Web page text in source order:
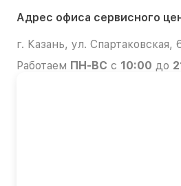
Адрес офиса сервисного
г. Казань, ул. Спартаковская,
Работаем ПН-ВС с 10:00 до